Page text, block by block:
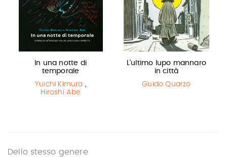
In una notte di
temporale
Yuichi Kimura ,
Hiroshi Abe
L'ultimo lupo mannaro
in città
Guido Quarzo
Dello stesso genere